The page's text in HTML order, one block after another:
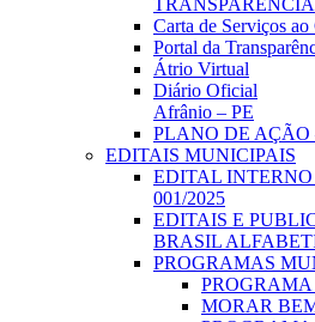
TRANSPARÊNCIA
Carta de Serviços ao
Portal da
Átrio Virtual
Diário Oficial
Afrânio – PE
PLANO DE AÇÃO
EDITAIS MUNICIPAIS
EDITAL
001/2025
EDITAIS E
BRASIL
PROGRAMAS
MORAR